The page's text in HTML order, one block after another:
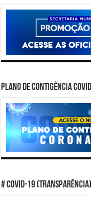
PLANO DE CONTIGÊNCIA
# COVID-19 (TRANSPARÊNCIA)